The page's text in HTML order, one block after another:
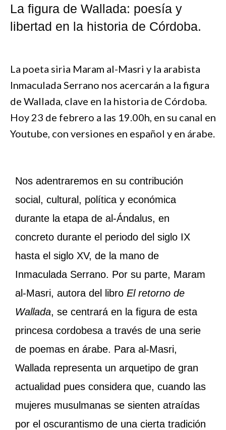
La figura de Wallada: poesía y
libertad en la historia de Córdoba.
La poeta siria Maram al-Masri y la arabista
Inmaculada Serrano nos acercarán a la figura
de Wallada, clave en la historia de Córdoba.
Hoy 23 de febrero a las 19.00h, en su canal en
Youtube, con versiones en español y en árabe.
Nos adentraremos en su contribución
social, cultural, política y económica
durante la etapa de al-Ándalus, en
concreto durante el periodo del siglo IX
hasta el siglo XV, de la mano de
Inmaculada Serrano. Por su parte, Maram
al-Masri, autora del libro El retorno de
Wallada, se centrará en la figura de esta
princesa cordobesa a través de una serie
de poemas en árabe. Para al-Masri,
Wallada representa un arquetipo de gran
actualidad pues considera que, cuando las
mujeres musulmanas se sienten atraídas
por el oscurantismo de una cierta tradición